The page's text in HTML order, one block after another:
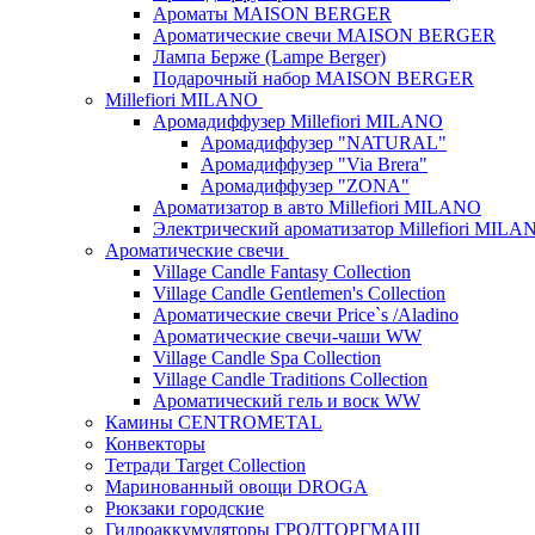
Ароматы MAISON BERGER
Ароматические свечи MAISON BERGER
Лампа Берже (Lampe Berger)
Подарочный набор MAISON BERGER
Millefiori MILANO
Аромадиффузер Millefiori MILANO
Аромадиффузер "NATURAL"
Аромадиффузер "Via Brera"
Аромадиффузер "ZONA"
Ароматизатор в авто Millefiori MILANO
Электрический ароматизатор Millefiori
Ароматические свечи
Village Candle Fantasy Collection
Village Candle Gentlemen's Collection
Ароматические свечи Price`s /Aladino
Ароматические свечи-чаши WW
Village Candle Spa Collection
Village Candle Traditions Collection
Ароматический гель и воск WW
Камины CENTROMETAL
Конвекторы
Тетради Target Collection
Маринованный овощи DROGA
Рюкзаки городские
Гидроаккумуляторы ГРОДТОРГМАШ